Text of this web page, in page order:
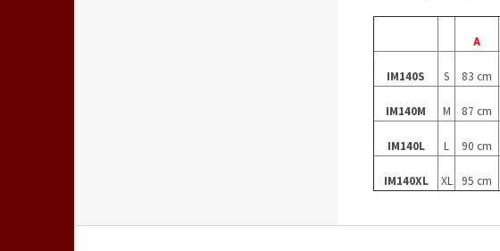
A
IM140S S 83 cm
IM140M M 87 cm
IM140L L 90 cm
IM140XL XL 95 cm